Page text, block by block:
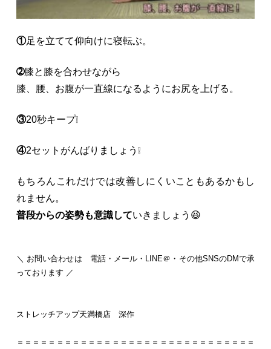
①足を立てて仰向けに寝転ぶ。
➁膝と膝を合わせながら
膝、腰、お腹が一直線になるようにお尻を上げる。
③20秒キープ❕
④2セットがんばりましょう❕
もちろんこれだけでは改善しにくいこともあるかもし
れません。
普段からの姿勢も意識していきましょう😆
＼ お問い合わせは 電話・メール・LINE＠・その他SNSのDMで承
っております ／
ストレッチアップ天満橋店 深作
＝＝＝＝＝＝＝＝＝＝＝＝＝＝＝＝＝＝＝＝＝＝＝＝＝＝＝＝＝＝